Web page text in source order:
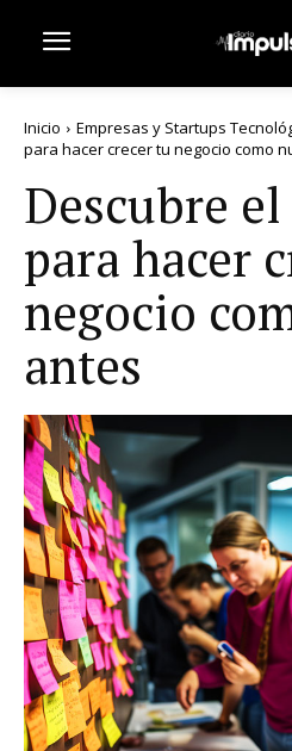
Inicio Empresas y Startups
para hacer crecer tu negocio como
Descubre
para hacer
negocio
antes